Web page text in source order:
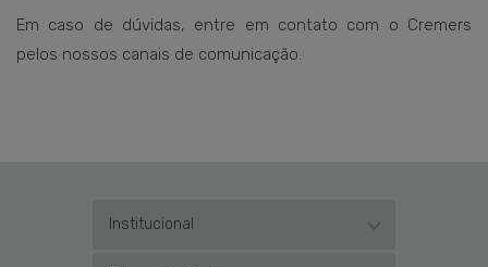
Em caso de dúvidas, entre em contato com o Cremers
pelos nossos canais de comunicação.
Institucional